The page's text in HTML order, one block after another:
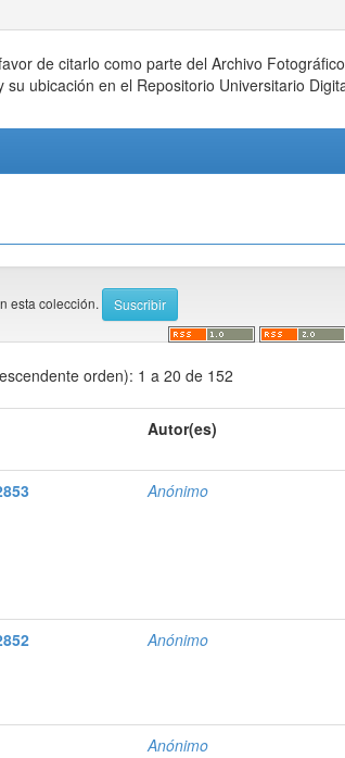
de citarlo como parte del Archivo
ubicación en el Repositorio Universitario
esta colección.
orden): 1 a 20 de 152
Autor(es)
Anónimo
Anónimo
Anónimo